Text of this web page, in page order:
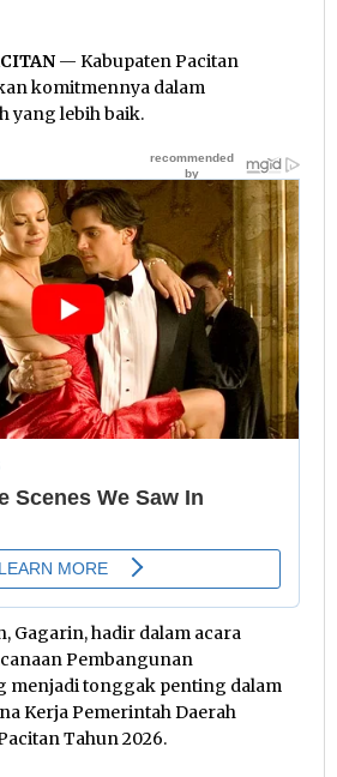
— Kabupaten Pacitan
komitmennya dalam
yang lebih baik.
Gagarin, hadir dalam acara
Pembangunan
menjadi tonggak penting dalam
Kerja Pemerintah Daerah
Tahun 2026.